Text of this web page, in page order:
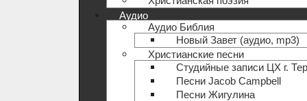
Аудио
Аудио Библия
Новый Завет (аудио, mp3)
Христианские песни
Студийные записи ЦХ г.
Песни Jacob Campbell
Песни Жигулина